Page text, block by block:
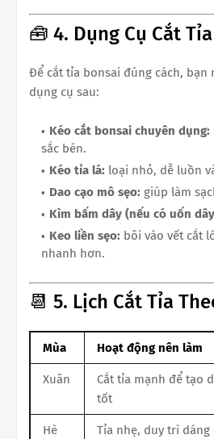
🧰 4. Dụng Cụ Cắt
Để cắt tỉa bonsai đúng cách, bạn
dụng cụ sau:
Kéo cắt bonsai chuyên dụng:
sắc bén.
Kéo tỉa lá: loại nhỏ, dễ luồn
Dao cạo mô sẹo: giúp làm
Kìm bấm dây (nếu có uốn
Keo liền sẹo: bôi vào vết cắt
nhanh hơn.
📆 5. Lịch Cắt Tỉa
Mùa Hoạt động nên làm
Xuân
Cắt tỉa mạnh để tạo
tốt
Hè
Tỉa nhẹ, duy trì dáng